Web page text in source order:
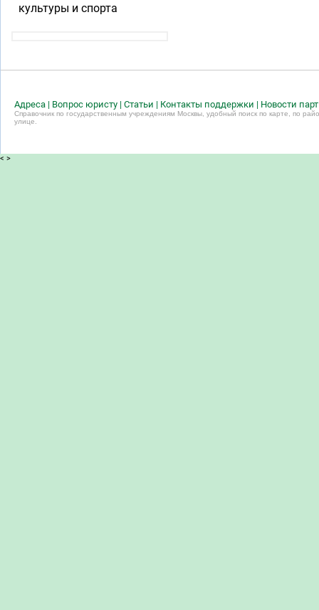
культуры и спорта
Адреса | Вопрос юристу | Статьи | Контакты поддержки | Новости
Справочник по государственным учреждениям Москвы, удобный поиск по карте, по
улице.
< >